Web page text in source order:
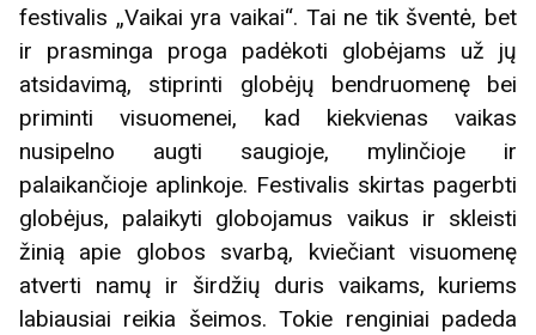
festivalis „Vaikai yra vaikai“. Tai ne tik šventė, bet
ir prasminga proga padėkoti globėjams už jų
atsidavimą, stiprinti globėjų bendruomenę bei
priminti visuomenei, kad kiekvienas vaikas
nusipelno augti saugioje, mylinčioje ir
palaikančioje aplinkoje. Festivalis skirtas pagerbti
globėjus, palaikyti globojamus vaikus ir skleisti
žinią apie globos svarbą, kviečiant visuomenę
atverti namų ir širdžių duris vaikams, kuriems
labiausiai reikia šeimos. Tokie renginiai padeda